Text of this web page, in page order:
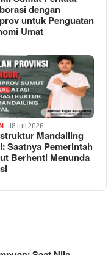
dengan
untuk Penguatan
Umat
18 Juli 2026
Mandailing
Saatnya Pemerintah
Berhenti Menunda